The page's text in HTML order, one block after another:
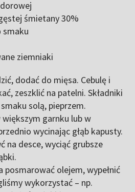
śmietany 30%
smaku
ziemniaki
dodać do mięsa. Cebulę i
zeszklić na patelni. Składniki
solą, pieprzem.
garnku lub w
wycinając głąb kapusty.
na desce, wyciąć grubsze
posmarować olejem, wypełnić
wykorzystać – np.